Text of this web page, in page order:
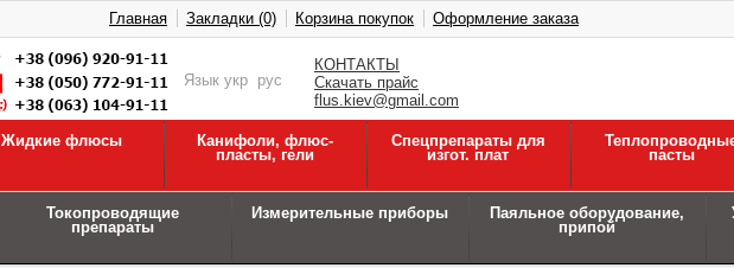
КОНТАКТЫ
Скачать прайс
flus.kiev@gmail.com
Язык укр рус
Главная Закладки (0) Корзина покупок Оформление заказа
Жидкие флюсы
Канифоли, флюс-
пласты, гели
Спецпрепараты для
изгот. плат
пасты
Токопроводящие
препараты
Измерительные приборы
Паяльное оборудование,
припой